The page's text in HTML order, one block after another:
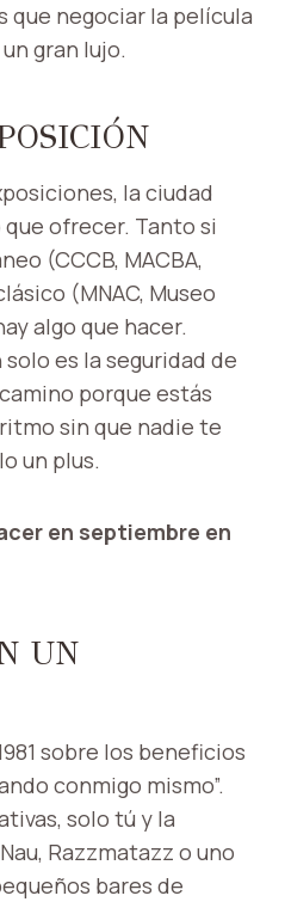
que negociar la película
gran lujo.
la ciudad
ofrecer. Tanto si
(CCCB, MACBA,
(MNAC, Museo
algo que hacer.
es la seguridad de
porque estás
sin que nadie te
un plus.
en septiembre en
UN
sobre los beneficios
conmigo mismo”.
solo tú y la
Razzmatazz o uno
bares de